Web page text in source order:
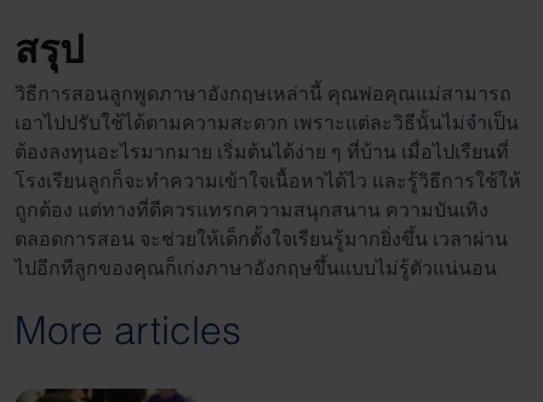
สรุป
วิธีการสอนลูกพูดภาษาอังกฤษเหล่านี้ คุณพ่อคุณแม่สามารถ
เอาไปปรับใช้ได้ตามความสะดวก เพราะแต่ละวิธีนั้นไม่จำเป็น
ต้องลงทุนอะไรมากมาย เริ่มต้นได้ง่าย ๆ ที่บ้าน เมื่อไปเรียนที่
โรงเรียนลูกก็จะทำความเข้าใจเนื้อหาได้ไว และรู้วิธีการใช้ให้
ถูกต้อง แต่ทางที่ดีควรแทรกความสนุกสนาน ความบันเทิง
ตลอดการสอน จะช่วยให้เด็กตั้งใจเรียนรู้มากยิ่งขึ้น เวลาผ่าน
ไปอีกทีลูกของคุณก็เก่งภาษาอังกฤษขึ้นแบบไม่รู้ตัวแน่นอน
More articles